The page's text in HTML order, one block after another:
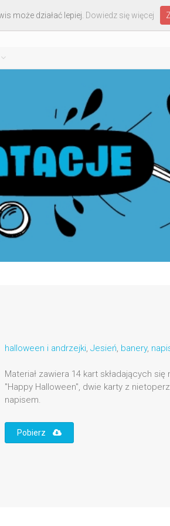
halloween i andrzejki, Jesień, banery,
Materiał zawiera 14 kart składających
"Happy Halloween", dwie karty z
napisem.
Pobierz
może działać lepiej. Dowiedz się więcej